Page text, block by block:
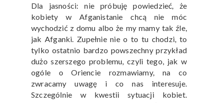
Dla jasności: nie próbuję powiedzieć, że
kobiety w Afganistanie chcą nie móc
wychodzić z domu albo że my mamy tak źle,
jak Afganki. Zupełnie nie o to tu chodzi, to
tylko ostatnio bardzo powszechny przykład
dużo szerszego problemu, czyli tego, jak w
ogóle o Oriencie rozmawiamy, na co
zwracamy uwagę i co nas interesuje.
Szczególnie w kwestii sytuacji kobiet.